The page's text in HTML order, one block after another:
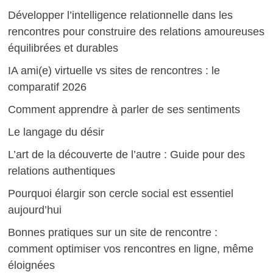
Développer l’intelligence relationnelle dans les
rencontres pour construire des relations amoureuses
équilibrées et durables
IA ami(e) virtuelle vs sites de rencontres : le
comparatif 2026
Comment apprendre à parler de ses sentiments
Le langage du désir
L’art de la découverte de l’autre : Guide pour des
relations authentiques
Pourquoi élargir son cercle social est essentiel
aujourd’hui
Bonnes pratiques sur un site de rencontre :
comment optimiser vos rencontres en ligne, même
éloignées